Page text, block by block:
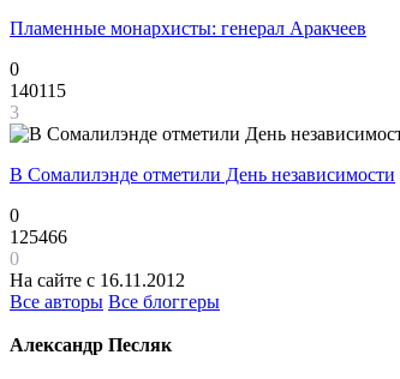
Пламенные монархисты: генерал Аракчеев
0
140115
3
В Сомалилэнде отметили День независимости
0
125466
0
На сайте с 16.11.2012
Все авторы Все блоггеры
Александр Песляк